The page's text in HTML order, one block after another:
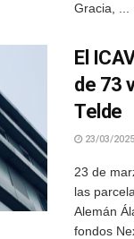
Gracia, ...
El
de 73
Telde
23/03/2025
23 de
las
Alemán
fondos